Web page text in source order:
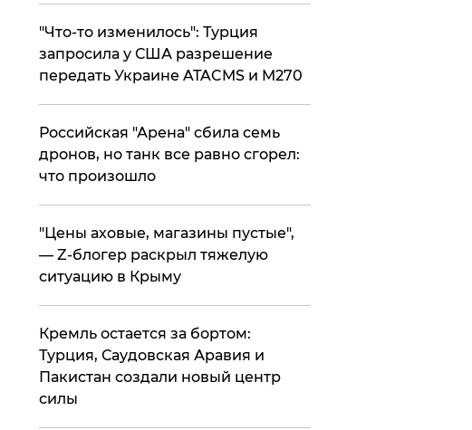
​"Что-то изменилось": Турция
запросила у США разрешение
передать Украине ATACMS и M270
​Российская "Арена" сбила семь
дронов, но танк все равно сгорел:
что произошло
​"Цены аховые, магазины пустые",
— Z-блогер раскрыл тяжелую
ситуацию в Крыму
​Кремль остается за бортом:
Турция, Саудовская Аравия и
Пакистан создали новый центр
силы